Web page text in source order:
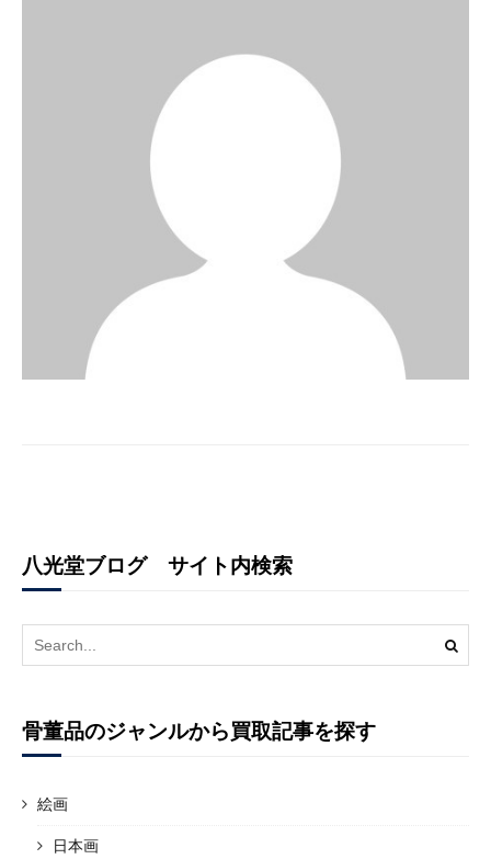
八光堂ブログ サイト内検索
Search
for:
骨董品のジャンルから買取記事を探す
絵画
日本画